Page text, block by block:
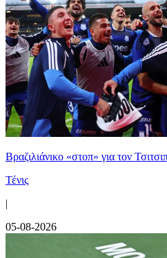
Βραζιλιάνικο «στοπ» για τον
Τένις
|
05-08-2026